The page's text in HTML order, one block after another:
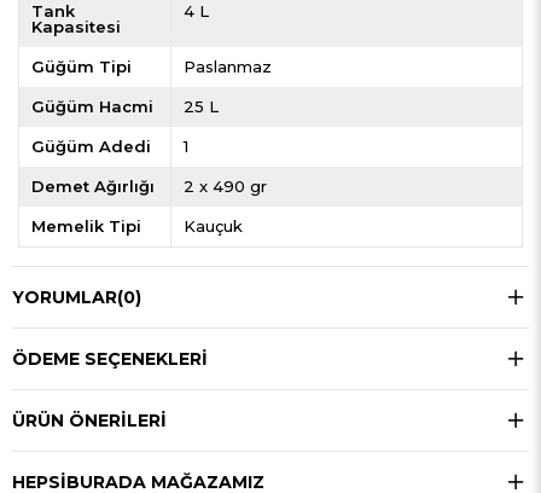
Tank
Kapasitesi
4 L
Güğüm Tipi Paslanmaz
Güğüm Hacmi 25 L
Güğüm Adedi 1
Demet Ağırlığı 2 x 490 gr
Memelik Tipi Kauçuk
YORUMLAR(0)
ÖDEME SEÇENEKLERI
ÜRÜN ÖNERILERI
HEPSIBURADA MAĞAZAMIZ